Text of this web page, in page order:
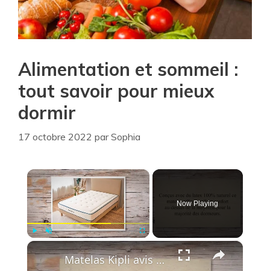
Alimentation et sommeil :
tout savoir pour mieux
dormir
17 octobre 2022 parSophia
×
Fullscreen
Now Playing
×
Matelas Kipli avis & test (2022)